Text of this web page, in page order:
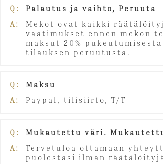
Q:
Palautus ja vaihto, Peruuta
A:
Mekot ovat kaikki
vaatimukset ennen mekon
maksut 20%
tilauksen peruutusta.
Q:
Maksu
A:
Paypal, tilisiirto, T/T
Q:
Mukautettu väri.
A:
Tervetuloa ottamaan
puolestasi ilman